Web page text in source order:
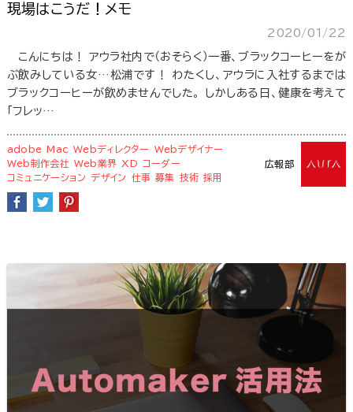
現場はこうだ！メモ
2020/01/22
こんにちは！ アウラ社内で（おそらく）一番、ブラックコーヒーをが
ぶ飲みしている女…松浦です！ わたくし、アウラに入社するまでは
ブラックコーヒーが飲めませんでした。 しかしある日、健康を考えて
「フレッ…
広報部
adobe Mac Webディレクター
Webデザイナー
Web制作会社 Web業界 XD
コーダー
コミュニケーション
デザイン 仕事 募集 技術 採用